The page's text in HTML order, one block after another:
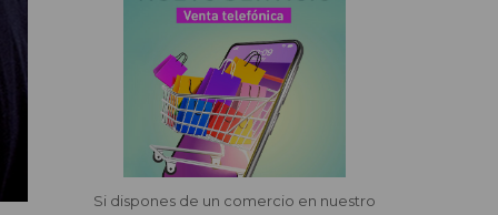
Si dispones de un comercio en nuestro